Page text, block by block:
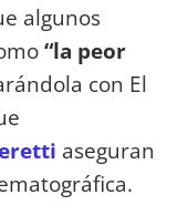
algunos
“la peor
con El
aseguran